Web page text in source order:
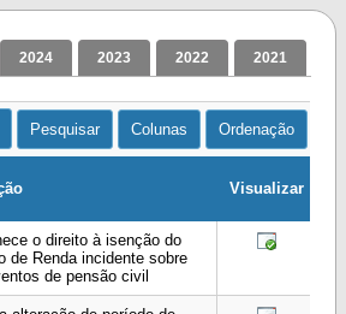
2024 2023 2022 2021